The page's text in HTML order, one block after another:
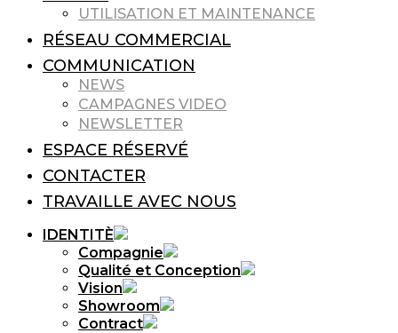
UTILISATION ET MAINTENANCE
RÉSEAU COMMERCIAL
COMMUNICATION
NEWS
CAMPAGNES VIDEO
NEWSLETTER
ESPACE RÉSERVÉ
CONTACTER
TRAVAILLE AVEC NOUS
IDENTITÈ
Compagnie
Qualité et Conception
Vision
Showroom
Contract